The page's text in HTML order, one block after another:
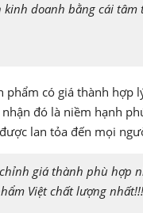
doanh bằng cái
phẩm có giá thành hợp
đó là niềm hạnh
lan tỏa đến mọi
giá thành phù hợp
Việt chất lượng nhất!!!